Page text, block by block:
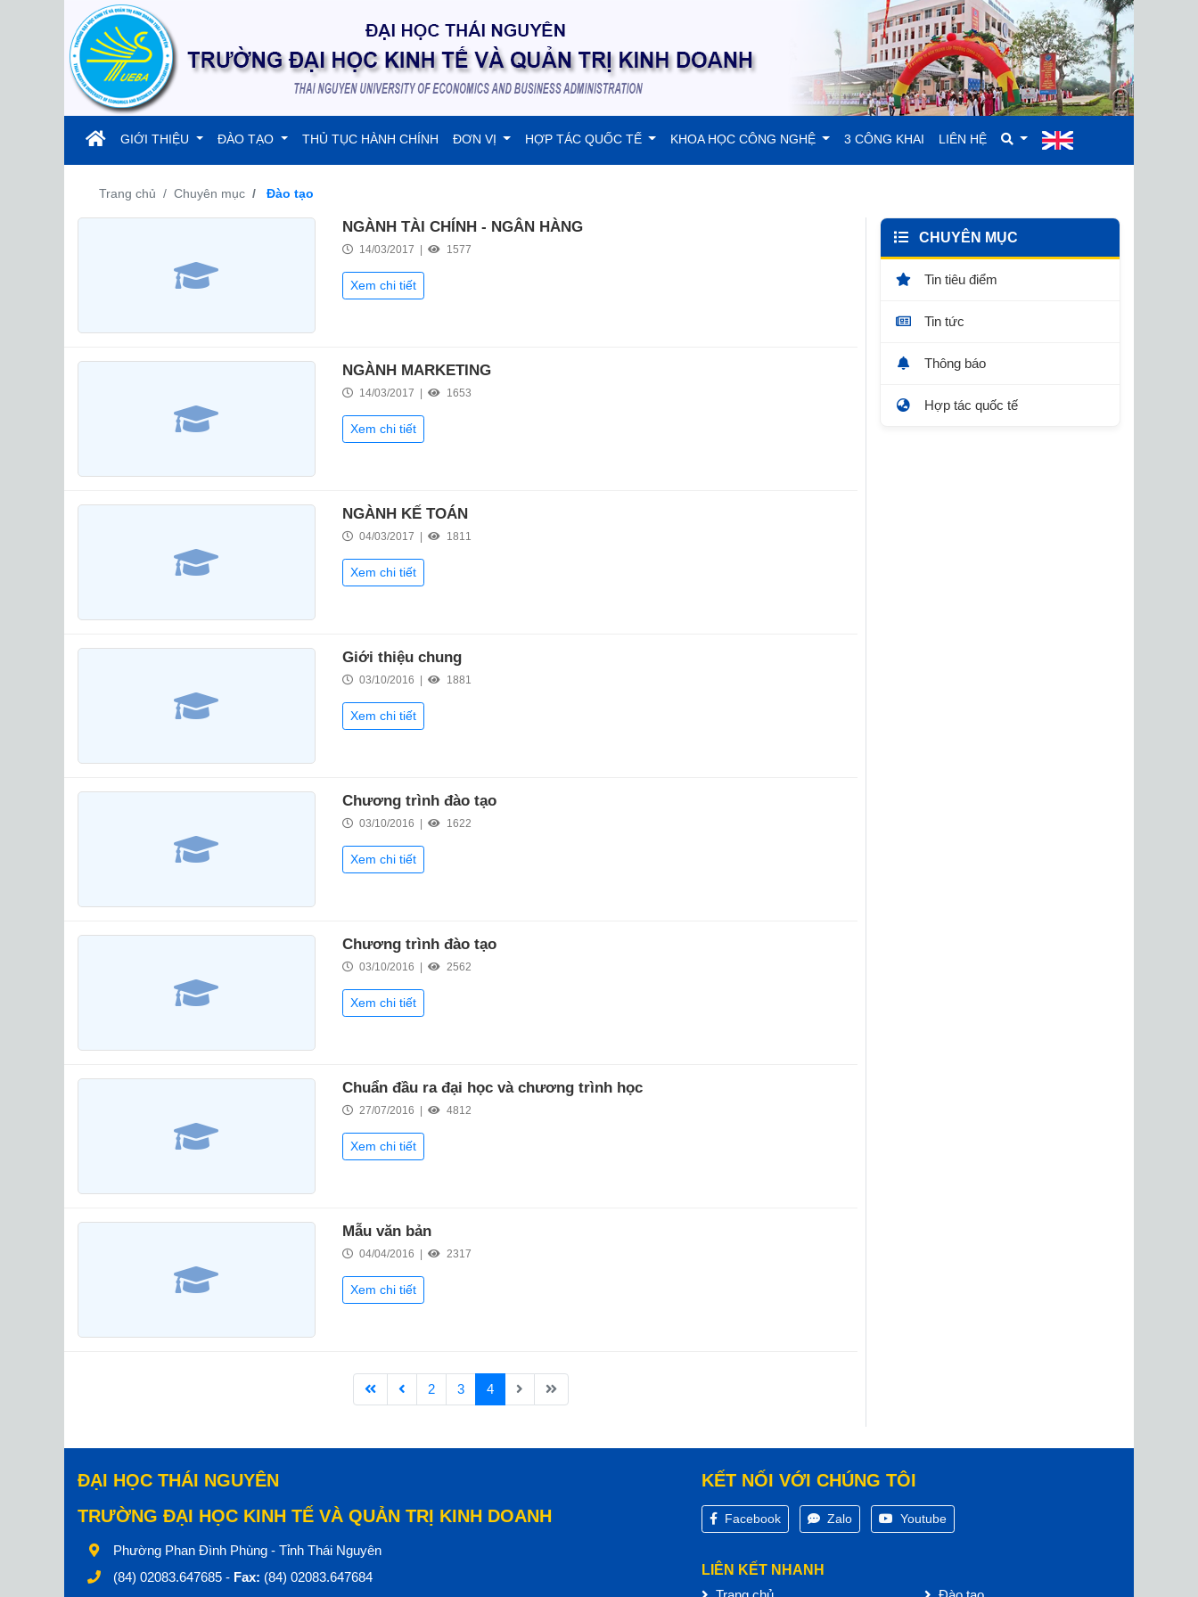
(current)
GIỚI THIỆU ĐÀO TẠO THỦ TỤC HÀNH CHÍNH ĐƠN VỊ HỢP TÁC QUỐC TẾ KHOA HỌC CÔNG NGHỆ 3 CÔNG KHAI LIÊN HỆ
Trang chủ Chuyên mục Đào tạo
NGÀNH TÀI CHÍNH - NGÂN HÀNG
14/03/2017 | 1577
Xem chi tiết
NGÀNH MARKETING
14/03/2017 | 1653
Xem chi tiết
NGÀNH KẾ TOÁN
04/03/2017 | 1811
Xem chi tiết
Giới thiệu chung
03/10/2016 | 1881
Xem chi tiết
Chương trình đào tạo
03/10/2016 | 1622
Xem chi tiết
Chương trình đào tạo
03/10/2016 | 2562
Xem chi tiết
Chuẩn đầu ra đại học và chương trình học
27/07/2016 | 4812
Xem chi tiết
Mẫu văn bản
04/04/2016 | 2317
Xem chi tiết
2 3 4
CHUYÊN MỤC
Tin tiêu điểm
Tin tức
Thông báo
Hợp tác quốc tế
ĐẠI HỌC THÁI NGUYÊN
TRƯỜNG ĐẠI HỌC KINH TẾ VÀ QUẢN TRỊ KINH DOANH
Phường Phan Đình Phùng - Tỉnh Thái Nguyên
(84) 02083.647685 - Fax: (84) 02083.647684
KẾT NỐI VỚI CHÚNG TÔI
Facebook Zalo Youtube
LIÊN KẾT NHANH